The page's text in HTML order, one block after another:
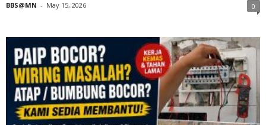
BBS@MN - May 15, 2026 0